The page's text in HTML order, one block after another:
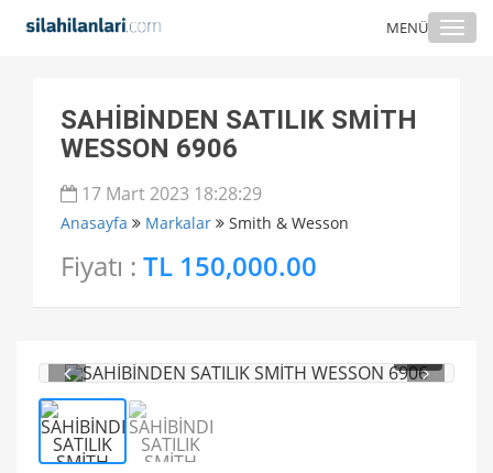
MENÜ
SAHİBİNDEN SATILIK SMİTH
WESSON 6906
17 Mart 2023 18:28:29
Anasayfa Markalar Smith & Wesson
Fiyatı : TL 150,000.00
1/ 2